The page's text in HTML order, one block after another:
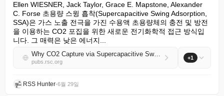
Ellen WIESNER, Jack Taylor, Grace E. Mapstone, Alexander
C. Forse 초용량 스윙 흡착(Supercapacitive Swing Adsorption,
SSA)은 가스 노출 전극을 가진 수용액 초용량체의 충전 및 방전
을 이용하는 CO2 포집을 위한 새로운 전기화학적 접근 방식입
니다. 그 매력은 낮은 에너지...
Why CO2 Capture via Supercapacitive Swing Adsorption Needs a Theory, Not Just Tweaks
pubs.rsc.org
+1
RSS Hunter•6월 29일